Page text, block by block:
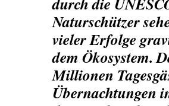
Naturschützer
vieler Erfolge
dem Ökosystem.
Millionen
Übernachtungen